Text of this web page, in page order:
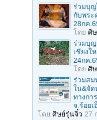
ร่วมบุญ
กับพระ
28กค
โดย ศิ
ร่วมบุญ
เชียงใ
24กค
โดย ศิ
ร่วมสม
ใน&จัด
ทางกา
จ.ร้อยเ
โดย ศิษย์รุ่นจิ๋ว 27